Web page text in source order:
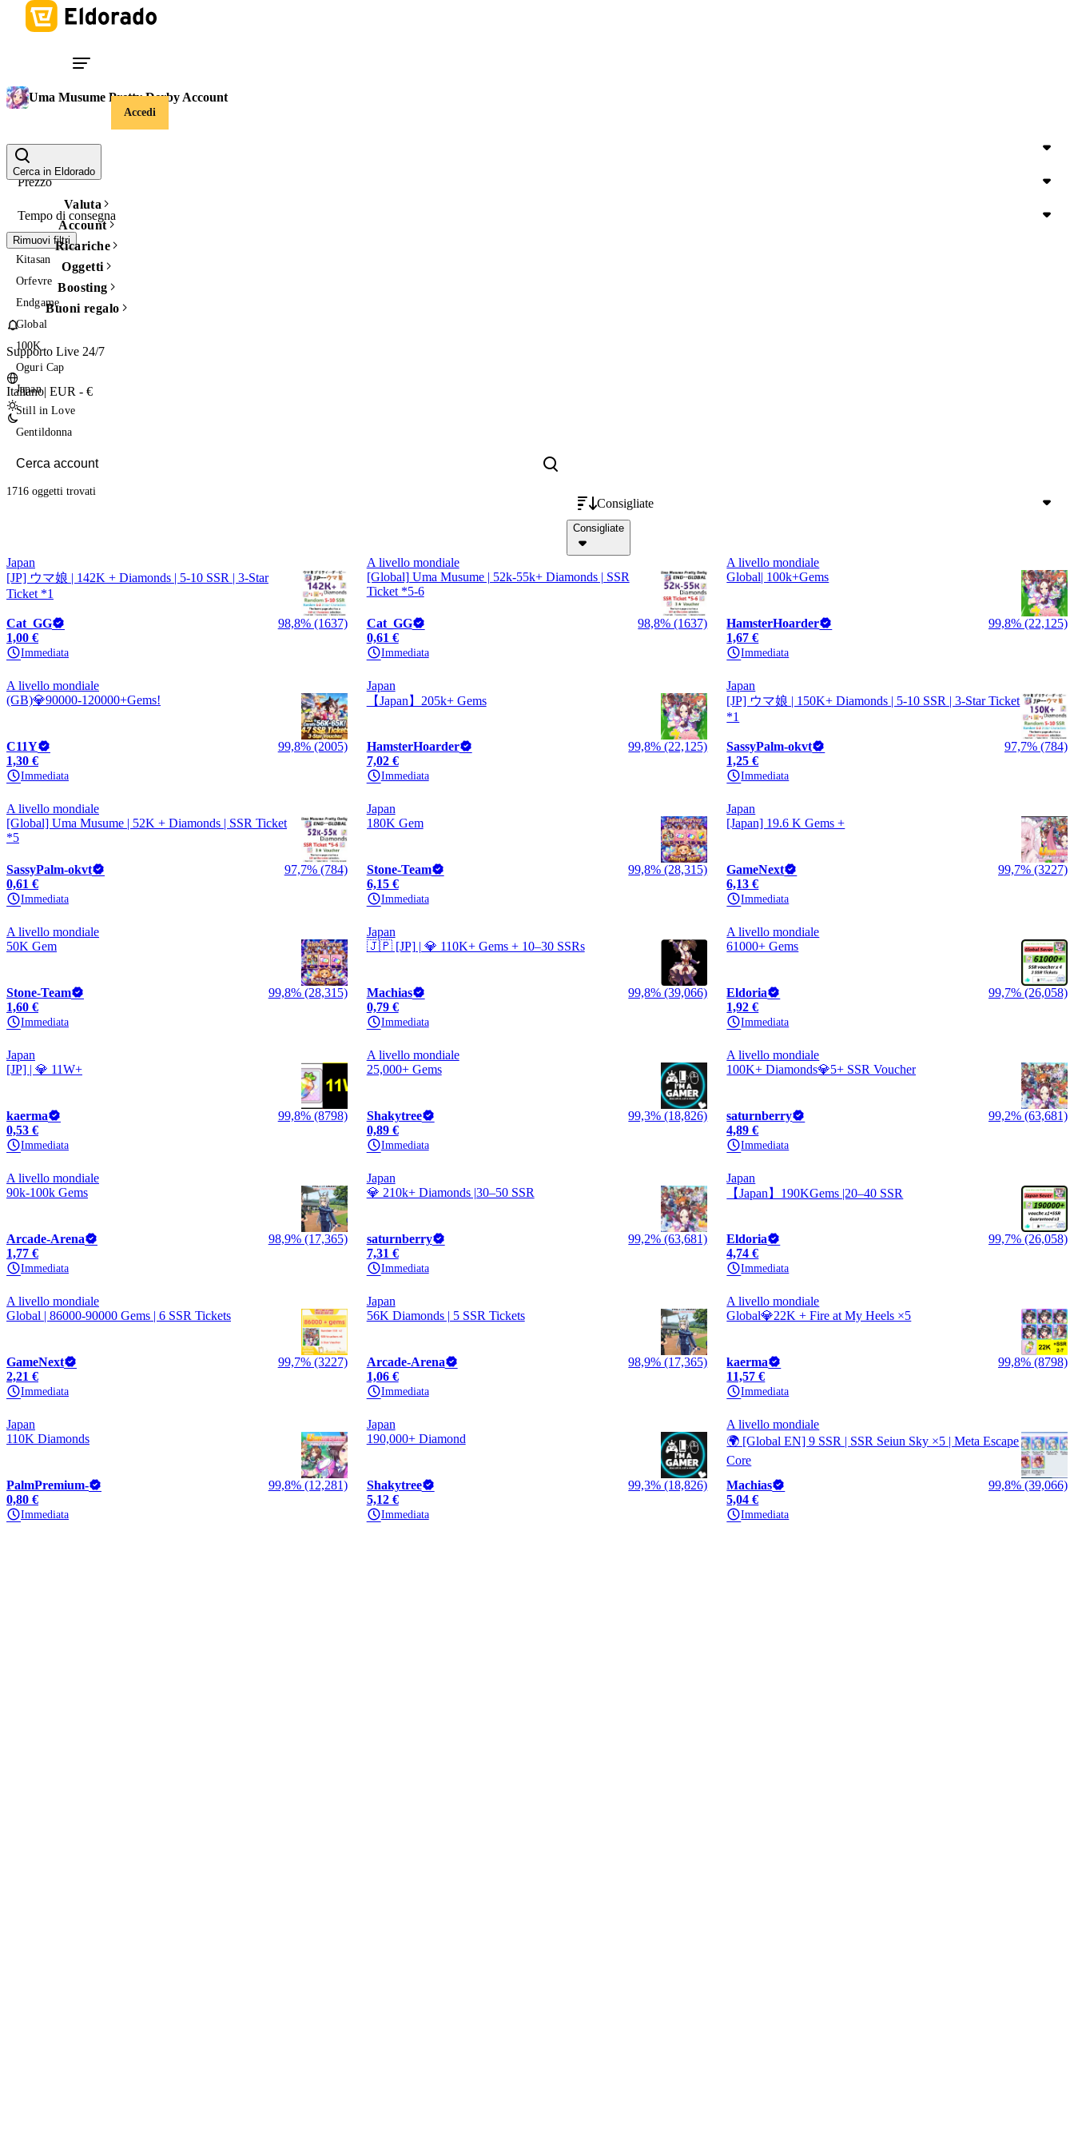
Accedi
Cerca in Eldorado
Valuta
Account
Ricariche
Oggetti
Boosting
Buoni regalo
Supporto Live 24/7
Italiano| EUR - €
Uma Musume Pretty Derby Account
Regione
Prezzo
Tempo di consegna
Rimuovi filtri
Kitasan
Orfevre
Endgame
Global
100K
Oguri Cap
Japan
Still in Love
Gentildonna
Consigliate
Consigliate
1716 oggetti trovati
Japan
[JP] ウマ娘 | 142K + Diamonds | 5-10 SSR | 3-Star
Ticket *1
Cat_GG
98,8% (1637)
1,00 €
Immediata
A livello mondiale
[Global] Uma Musume | 52k-55k+ Diamonds | SSR
Ticket *5-6
Cat_GG
98,8% (1637)
0,61 €
Immediata
A livello mondiale
Global| 100k+Gems
HamsterHoarder
99,8% (22,125)
1,67 €
Immediata
A livello mondiale
(GB)💎90000-120000+Gems!
C11Y
99,8% (2005)
1,30 €
Immediata
Japan
【Japan】205k+ Gems
HamsterHoarder
99,8% (22,125)
7,02 €
Immediata
Japan
[JP] ウマ娘 | 150K+ Diamonds | 5-10 SSR | 3-Star Ticket
*1
SassyPalm-okvt
97,7% (784)
1,25 €
Immediata
A livello mondiale
[Global] Uma Musume | 52K + Diamonds | SSR Ticket
*5
SassyPalm-okvt
97,7% (784)
0,61 €
Immediata
Japan
180K Gem
Stone-Team
99,8% (28,315)
6,15 €
Immediata
Japan
[Japan] 19.6 K Gems +
GameNext
99,7% (3227)
6,13 €
Immediata
A livello mondiale
50K Gem
Stone-Team
99,8% (28,315)
1,60 €
Immediata
Japan
🇯🇵 [JP] | 💎 110K+ Gems + 10–30 SSRs
Machias
99,8% (39,066)
0,79 €
Immediata
A livello mondiale
61000+ Gems
Eldoria
99,7% (26,058)
1,92 €
Immediata
Japan
[JP] | 💎 11W+
kaerma
99,8% (8798)
0,53 €
Immediata
A livello mondiale
25,000+ Gems
Shakytree
99,3% (18,826)
0,89 €
Immediata
A livello mondiale
100K+ Diamonds💎5+ SSR Voucher
saturnberry
99,2% (63,681)
4,89 €
Immediata
A livello mondiale
90k-100k Gems
Arcade-Arena
98,9% (17,365)
1,77 €
Immediata
Japan
💎 210k+ Diamonds |30–50 SSR
saturnberry
99,2% (63,681)
7,31 €
Immediata
Japan
【Japan】190KGems |20–40 SSR
Eldoria
99,7% (26,058)
4,74 €
Immediata
A livello mondiale
Global | 86000-90000 Gems | 6 SSR Tickets
GameNext
99,7% (3227)
2,21 €
Immediata
Japan
56K Diamonds | 5 SSR Tickets
Arcade-Arena
98,9% (17,365)
1,06 €
Immediata
A livello mondiale
Global💎22K + Fire at My Heels ×5
kaerma
99,8% (8798)
11,57 €
Immediata
Japan
110K Diamonds
PalmPremium-
99,8% (12,281)
0,80 €
Immediata
Japan
190,000+ Diamond
Shakytree
99,3% (18,826)
5,12 €
Immediata
A livello mondiale
🌍 [Global EN] 9 SSR | SSR Seiun Sky ×5 | Meta Escape
Core
Machias
99,8% (39,066)
5,04 €
Immediata